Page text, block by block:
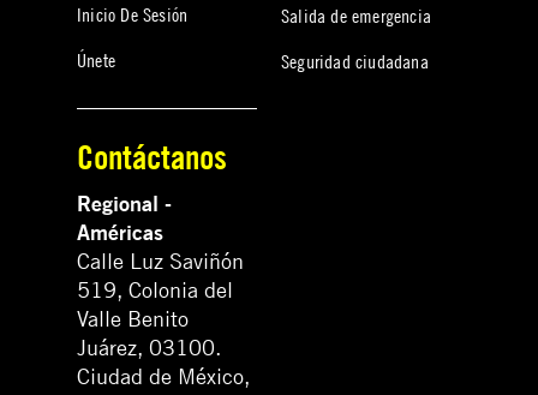
Inicio De Sesión
Únete
Salida de emergencia
Seguridad ciudadana
Contáctanos
Regional -
Américas
Calle Luz Saviñón
519, Colonia del
Valle Benito
Juárez, 03100.
Ciudad de México,